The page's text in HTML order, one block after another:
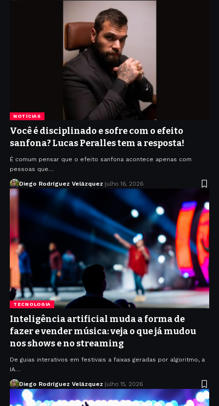
NOTÍCIAS
Você é disciplinado e sofre com o efeito
sanfona? Lucas Peralles tem a resposta!
É comum pensar que o efeito sanfona acontece apenas com
pessoas que…
Diego Rodríguez Velázquez julho 16, 2026
TECNOLOGIA
Inteligência artificial muda a forma de
fazer e vender música: veja o que já mudou
nos shows e no streaming
De guias interativos em festivais a faixas geradas por algoritmo, a
IA…
Diego Rodríguez Velázquez julho 15, 2026